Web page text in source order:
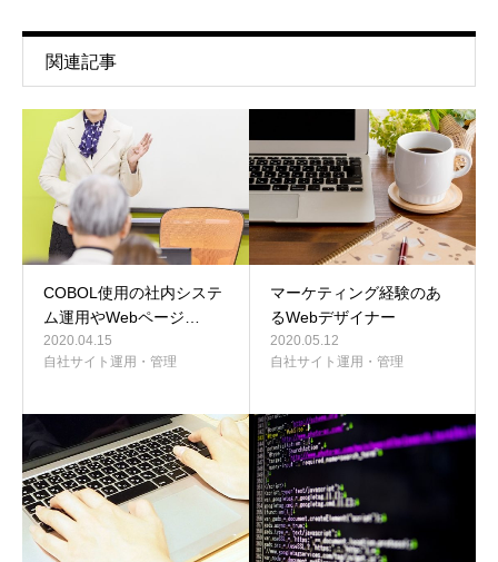
関連記事
COBOL使用の社内システ
ム運用やWebページ…
2020.04.15
自社サイト運用・管理
マーケティング経験のあ
るWebデザイナー
2020.05.12
自社サイト運用・管理